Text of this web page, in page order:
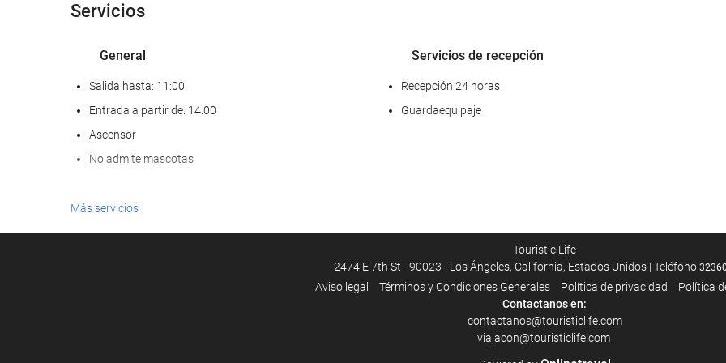
Servicios
General
Salida hasta: 11:00
Entrada a partir de: 14:00
Ascensor
No admite mascotas
Servicios de recepción
Recepción 24 horas
Guardaequipaje
Comida y bebida
Restaurante a la carta
Wifi gratis
Más servicios
Touristic Life
2474 E 7th St - 90023 - Los Ángeles, California, Estados Unidos | Teléfono
Aviso legal Términos y Condiciones Generales Política de privacidad
Política
Contactanos en:
contactanos@touristiclife.com
viajacon@touristiclife.com